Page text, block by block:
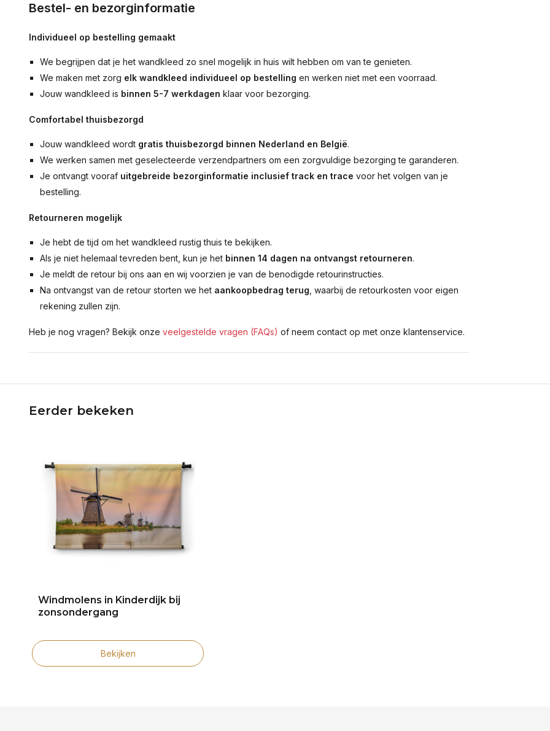
Bestel- en bezorginformatie
Individueel op bestelling gemaakt
We begrijpen dat je het wandkleed zo snel mogelijk in huis wilt hebben om van te genieten.
We maken met zorg elk wandkleed individueel op bestelling en werken niet met een voorraad.
Jouw wandkleed is binnen 5-7 werkdagen klaar voor bezorging.
Comfortabel thuisbezorgd
Jouw wandkleed wordt gratis thuisbezorgd binnen Nederland en België.
We werken samen met geselecteerde verzendpartners om een zorgvuldige bezorging te garanderen.
Je ontvangt vooraf uitgebreide bezorginformatie inclusief track en trace voor het volgen van je
bestelling.
Retourneren mogelijk
Je hebt de tijd om het wandkleed rustig thuis te bekijken.
Als je niet helemaal tevreden bent, kun je het binnen 14 dagen na ontvangst retourneren.
Je meldt de retour bij ons aan en wij voorzien je van de benodigde retourinstructies.
Na ontvangst van de retour storten we het aankoopbedrag terug , waarbij de retourkosten voor eigen
rekening zullen zijn.
Heb je nog vragen? Bekijk onze veelgestelde vragen (FAQs) of neem contact op met onze klantenservice.
Eerder bekeken
Windmolens in Kinderdijk bij
zonsondergang
Bekijken